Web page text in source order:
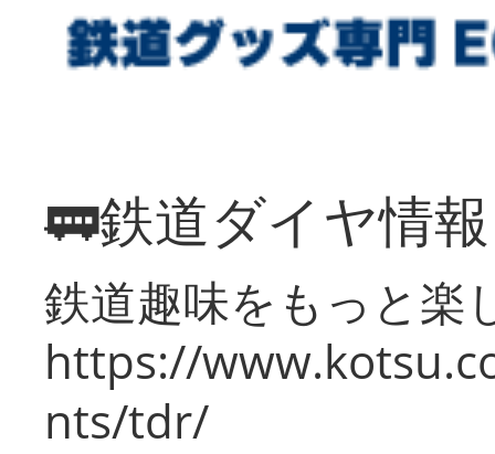
🚃鉄道ダイヤ情
鉄道趣味をもっと楽
https://
nts/tdr/